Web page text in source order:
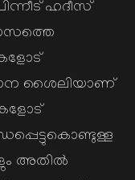
ഹദീസ്
ശൈലിയാണ്
അതില്‍